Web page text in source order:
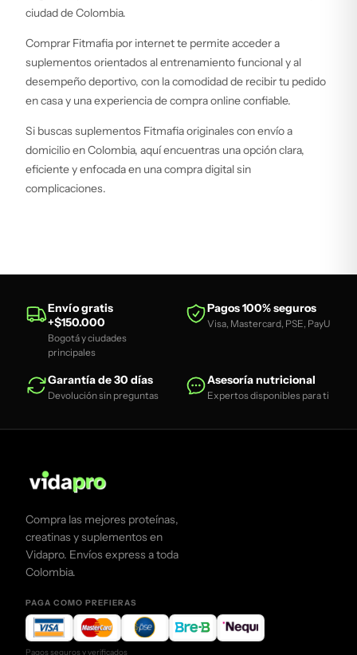
ciudad de Colombia.
Comprar Fitmafia por internet te permite acceder a
suplementos orientados al entrenamiento funcional y al
desempeño deportivo, con la comodidad de recibir tu pedido
en casa y una experiencia de compra online confiable.
Si buscas suplementos Fitmafia originales con envío a
domicilio en Colombia, aquí encuentras una opción clara,
eficiente y enfocada en una compra digital sin
complicaciones.
Envío gratis
+$150.000
Bogotá y ciudades
principales
Pagos 100% seguros
Visa, Mastercard, PSE, PayU
Garantía de 30 días
Devolución sin preguntas
Asesoría nutricional
Expertos disponibles para ti
Compra las mejores proteínas,
creatinas y suplementos en
Vidapro. Envíos express a toda
Colombia.
PAGA COMO PREFIERAS
Pagos seguros y verificados